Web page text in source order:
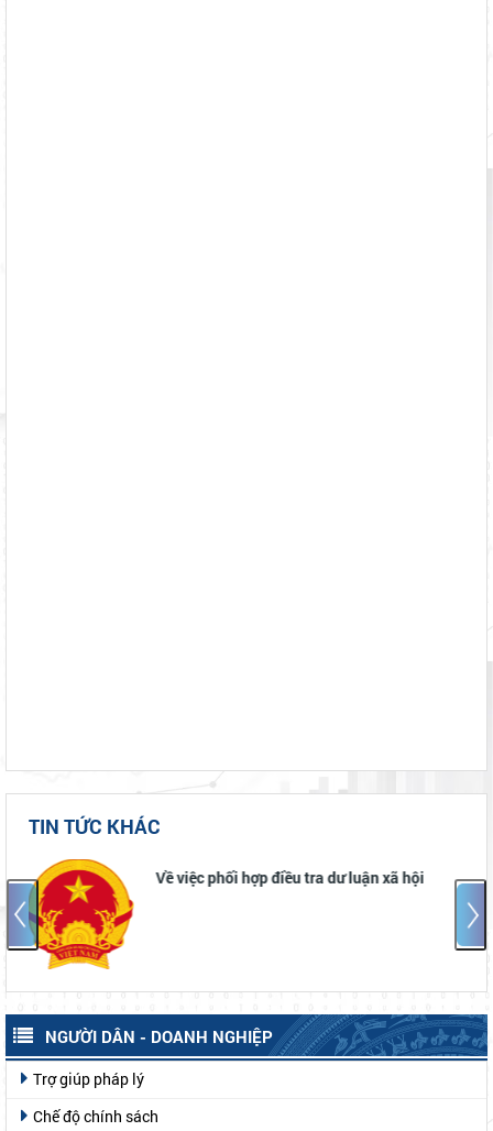
TIN TỨC KHÁC
THÔNG BÁO - Về việc dừng tiếp nhận hồ sơ
NGƯỜI DÂN - DOANH NGHIỆP
Trợ giúp pháp lý
Chế độ chính sách